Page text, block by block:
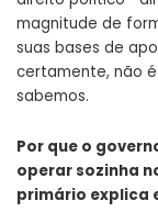
magnitude de
suas bases de
certamente, não
sabemos.
Por que o
operar sozinha
primário explica